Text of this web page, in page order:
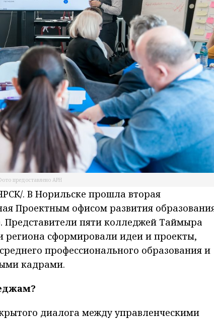
предоставлено АРН
. В Норильске прошла вторая
Проектным офисом развития
Представители пяти колледжей Таймыра
региона сформировали идеи и проекты,
профессионального образования и
кадрами.
диалога между управленческими